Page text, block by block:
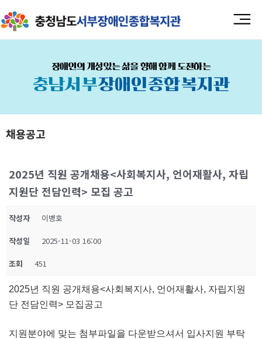
장애인의 개성있는 삶을 향해 함께 도전하는
충남서부장애인종합복지관
채용공고
2025년 직원 공개채용<사회복지사, 언어재활사, 자립
지원단 전담인력> 모집 공고
작성자 이병호
작성일 2025-11-03 16:00
조회 451
2025년 직원 공개채용<사회복지사, 언어재활사, 자립지원
단 전담인력> 모집공고
지원분야에 맞는 첨부파일을 다운받으셔서 입사지원 부탁